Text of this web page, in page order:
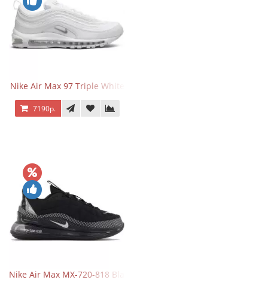
Nike Air Max 97 Triple White
7190р.
Nike Air Max MX-720-818 Black